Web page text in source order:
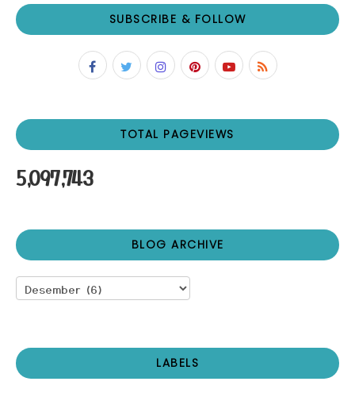
SUBSCRIBE & FOLLOW
TOTAL PAGEVIEWS
5,097,743
BLOG ARCHIVE
LABELS